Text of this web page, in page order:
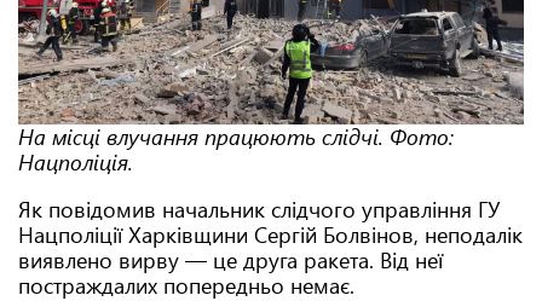
На місці влучання працюють слідчі. Фото:
Нацполіція.
Як повідомив начальник слідчого управління ГУ
Нацполіції Харківщини Сергій Болвінов, неподалік
виявлено вирву — це друга ракета. Від неї
постраждалих попередньо немає.